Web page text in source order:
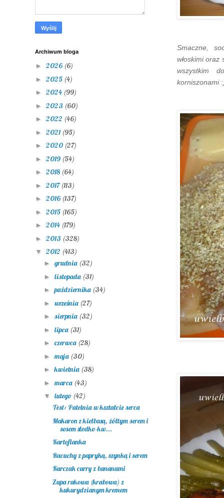
Smaczne,
włoskimi oraz
wszystkim
korniszonami
Archiwum bloga
► 2026 (6)
► 2025 (4)
► 2024 (99)
► 2023 (60)
► 2022 (46)
► 2021 (95)
► 2020 (27)
► 2019 (54)
► 2018 (64)
► 2017(113)
► 2016 (137)
► 2015 (165)
► 2014 (179)
► 2013 (328)
▼ 2012 (413)
► grudnia (32)
► listopada (31)
►października (34)
► września (27)
► sierpnia (32)
► lipca (31)
►czerwca (28)
► maja (30)
►kwietnia (38)
► marca (43)
▼ lutego (42)
Test: Patelnia w kształcie serca
Makaron z kiełbasą, żółtym serem i
sosem słodko-kw...
Kartoflanka
Racuchy z papryką, szynką i serem
Kurczak curry z bananami
Zupa rakowa (krabowa) z
kukurydzianym kremem